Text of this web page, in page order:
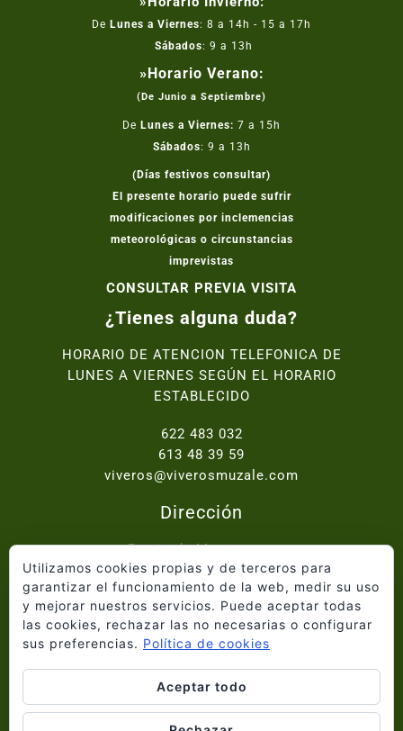
De Lunes a Viernes: 8 a 14h - 15 a 17h
Sábados: 9 a 13h
»Horario Verano:
(De Junio a Septiembre)
De Lunes a Viernes: 7 a 15h
Sábados: 9 a 13h
(Días festivos consultar)
El presente horario puede sufrir
modificaciones por inclemencias
meteorológicas o circunstancias
imprevistas
CONSULTAR PREVIA VISITA
¿Tienes alguna duda?
HORARIO DE ATENCION TELEFONICA DE
LUNES A VIERNES SEGÚN EL HORARIO
ESTABLECIDO
622 483 032
613 48 39 59
viveros@viverosmuzale.com
Dirección
Paraje de Macitavera,
Ctra. Abanilla - Fortuna km.2, 30640 Abanilla
Inicio
Quiénes somos
Catálogo
Proyectos
Blog
Información Legal
Utilizamos cookies propias y de terceros para
garantizar el funcionamiento de la web, medir su uso
y mejorar nuestros servicios. Puede aceptar todas
las cookies, rechazar las no necesarias o configurar
sus preferencias. Política de cookies
Aceptar todo